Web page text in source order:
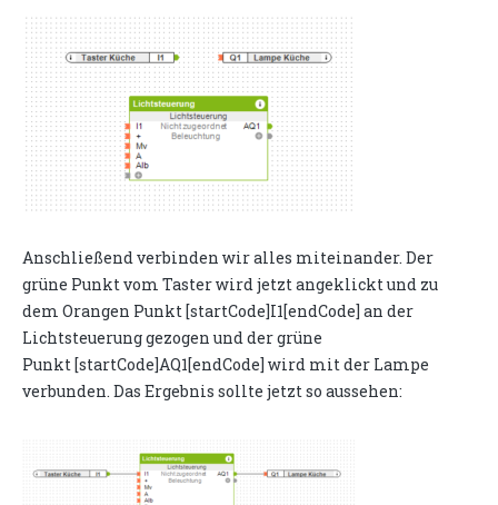
Anschließend verbinden wir alles miteinander. Der
grüne Punkt vom Taster wird jetzt angeklickt und zu
dem Orangen Punkt [startCode]I1[endCode] an der
Lichtsteuerung gezogen und der grüne
Punkt [startCode]AQ1[endCode] wird mit der Lampe
verbunden. Das Ergebnis sollte jetzt so aussehen: